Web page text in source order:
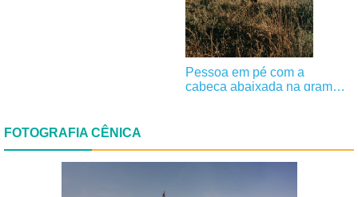
Pessoa em pé com a
cabeça abaixada na grama
FOTOGRAFIA CÊNICA